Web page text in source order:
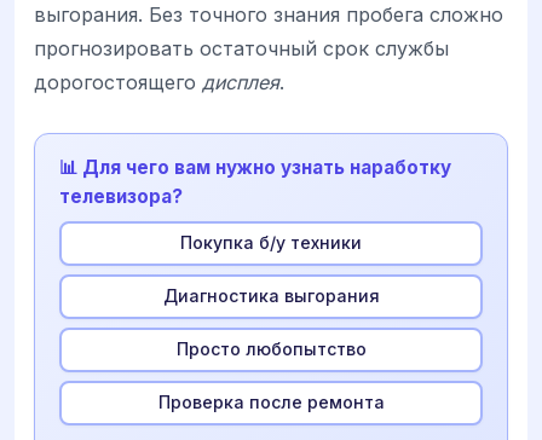
выгорания. Без точного знания пробега сложно
прогнозировать остаточный срок службы
дорогостоящего дисплея.
📊 Для чего вам нужно узнать наработку
телевизора?
Покупка б/у техники
Диагностика выгорания
Просто любопытство
Проверка после ремонта